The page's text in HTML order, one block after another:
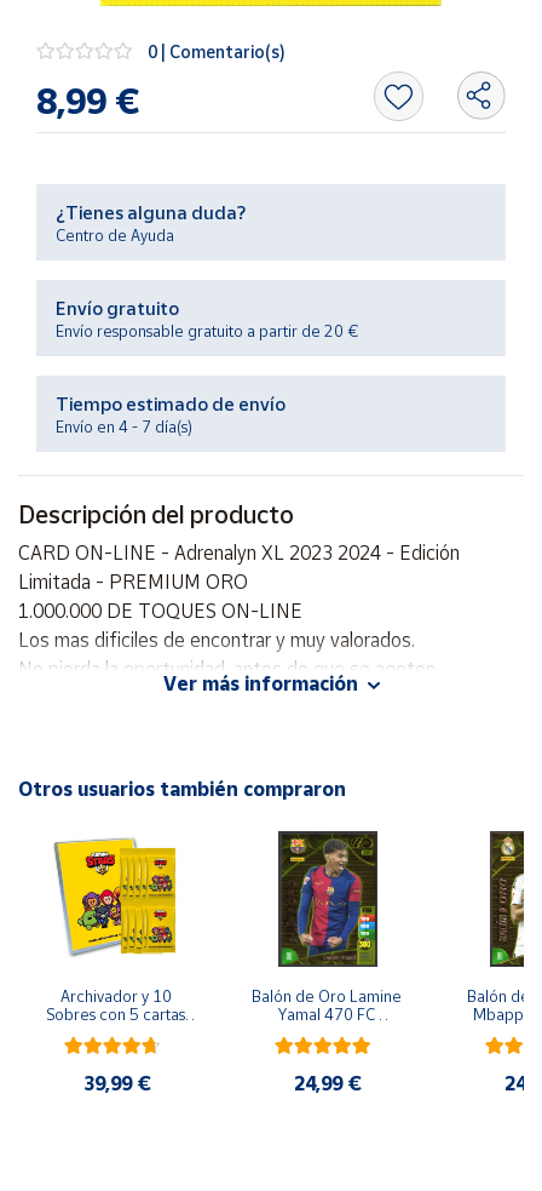
novedades
Market
Productos
Solidarios
Ayuda
Centro
de ayuda
Contacto
Vendedores
vendedores
Hazte
Área
vendedor
cliente
Ubicación
Península
Canarias,
Ceuta y
0 | Comentario(s)
8,99 €
¿Tienes alguna duda?
Centro de Ayuda
Envío gratuito
Envío responsable gratuito a partir de 20 €
Tiempo estimado de envío
Envío en 4 - 7 día(s)
Descripción del producto
CARD ON-LINE - Adrenalyn XL 2023 2024 - Edición
Limitada - PREMIUM ORO
1.000.000 DE TOQUES ON-LINE
Los mas dificiles de encontrar y muy valorados.
No pierda la oportunidad, antes de que se agoten.
Ver más información
Otros usuarios también compraron
Archivador y 10
Sobres con 5 cartas
por sobre Brawl Stars
39,99 €
Balón de Oro Lamine
Yamal 470 FC
Barcelona cromo
Adrenalyn XL 2024
24,99 €
Balón de
Mbappe